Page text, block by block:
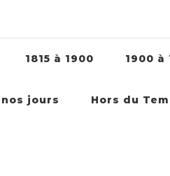
1815 à 1900 1900 à
nos jours Hors du